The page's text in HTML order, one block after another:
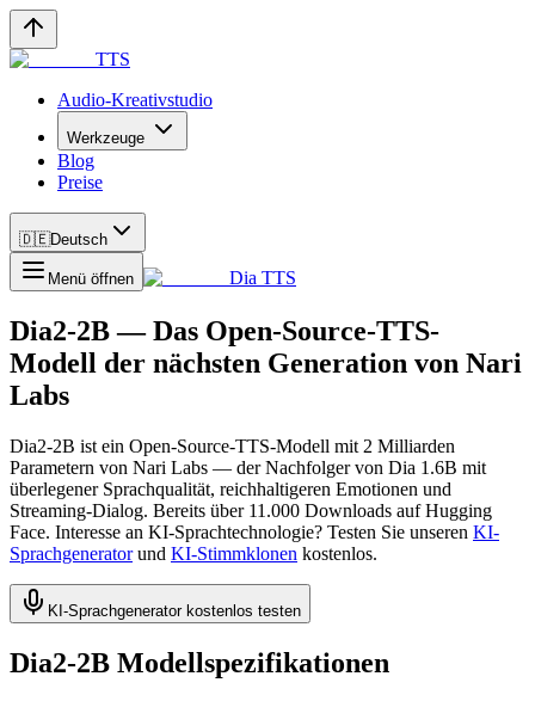
TTS
Audio-Kreativstudio
Werkzeuge
Blog
Preise
🇩🇪Deutsch
Menü öffnen Dia TTS
Dia2-2B — Das Open-Source-TTS-
Modell der nächsten Generation von Nari
Labs
Dia2-2B ist ein Open-Source-TTS-Modell mit 2 Milliarden
Parametern von Nari Labs — der Nachfolger von Dia 1.6B mit
überlegener Sprachqualität, reichhaltigeren Emotionen und
Streaming-Dialog. Bereits über 11.000 Downloads auf Hugging
Face. Interesse an KI-Sprachtechnologie? Testen Sie unseren KI-
Sprachgeneratorund KI-Stimmklonen kostenlos.
KI-Sprachgenerator kostenlos testen
Dia2-2B Modellspezifikationen